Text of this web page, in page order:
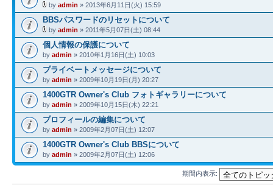
by admin » 2013年6月11日(火) 15:59
BBSパスワードのリセットについて
by admin » 2011年5月07日(土) 08:44
個人情報の保護について
by admin » 2010年1月16日(土) 10:03
プライベートメッセージについて
by admin » 2009年10月19日(月) 20:27
1400GTR Owner's Club フォトギャラリーについて
by admin » 2009年10月15日(木) 22:21
プロフィールの編集について
by admin » 2009年2月07日(土) 12:07
1400GTR Owner's Club BBSについて
by admin » 2009年2月07日(土) 12:06
期間内表示: